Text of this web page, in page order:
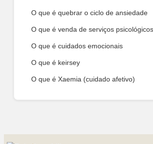
O que é quebrar o ciclo de ansiedade
O que é venda de serviços psicológicos
O que é cuidados emocionais
O que é keirsey
O que é Xaemia (cuidado afetivo)